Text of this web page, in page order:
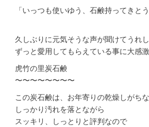
「いっつも使いゆう、石鹸持ってきとう
久しぶりに元気そうな声が聞けてうれ
ずっと愛用してもらえている事に大感
虎竹の里炭石鹸
〜〜〜〜〜〜〜〜
この炭石鹸は、お年寄りの乾燥しがち
しっかり汚れを落とながら
スッキリ、しっとりと評判なので